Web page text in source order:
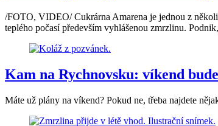
/FOTO, VIDEO/ Cukrárna Amarena je jednou z
teplého počasí především vyhlášenou zmrzlinu.
Kam na Rychnovsku: víkend
Máte už plány na víkend? Pokud ne, třeba najdete